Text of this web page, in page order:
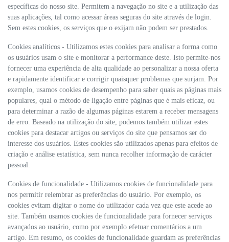
específicas do nosso site. Permitem a navegação no site e a utilização das
suas aplicações, tal como acessar áreas seguras do site através de login.
Sem estes cookies, os serviços que o exijam não podem ser prestados.
Cookies analíticos - Utilizamos estes cookies para analisar a forma como
os usuários usam o site e monitorar a performance deste. Isto permite-nos
fornecer uma experiência de alta qualidade ao personalizar a nossa oferta
e rapidamente identificar e corrigir quaisquer problemas que surjam. Por
exemplo, usamos cookies de desempenho para saber quais as páginas mais
populares, qual o método de ligação entre páginas que é mais eficaz, ou
para determinar a razão de algumas páginas estarem a receber mensagens
de erro. Baseado na utilização do site, podemos também utilizar estes
cookies para destacar artigos ou serviços do site que pensamos ser do
interesse dos usuários. Estes cookies são utilizados apenas para efeitos de
criação e análise estatística, sem nunca recolher informação de carácter
pessoal.
Cookies de funcionalidade - Utilizamos cookies de funcionalidade para
nos permitir relembrar as preferências do usuário. Por exemplo, os
cookies evitam digitar o nome do utilizador cada vez que este acede ao
site. Também usamos cookies de funcionalidade para fornecer serviços
avançados ao usuário, como por exemplo efetuar comentários a um
artigo. Em resumo, os cookies de funcionalidade guardam as preferências